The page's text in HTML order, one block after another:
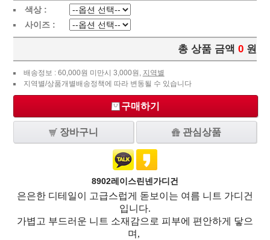
색상 :
사이즈 :
총 상품 금액 0 원
배송정보 : 60,000원 미만시 3,000원, 지역별
지역별/상품개별배송정책에 따라 변동될 수 있습니다
구매하기
장바구니 관심상품
8902레이스린넨가디건
은은한 디테일이 고급스럽게 돋보이는 여름 니트 가디건
입니다.
가볍고 부드러운 니트 소재감으로 피부에 편안하게 닿으
며,